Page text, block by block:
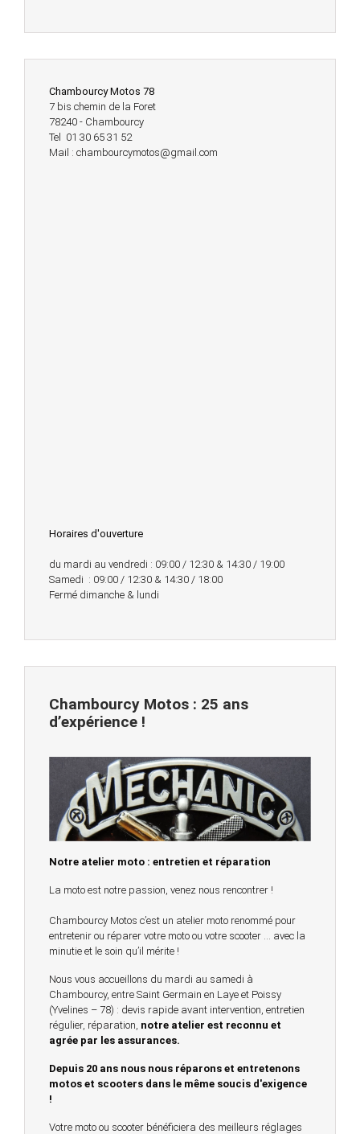
Chambourcy Motos 78
7 bis chemin de la Foret
78240 - Chambourcy
Tel 01 30 65 31 52
Mail : chambourcymotos@gmail.com
Horaires d'ouverture
du mardi au vendredi : 09:00 / 12:30 & 14:30 / 19:00
Samedi : 09:00 / 12:30 & 14:30 / 18:00
Fermé dimanche & lundi
Chambourcy Motos : 25 ans
d’expérience !
Notre atelier moto : entretien et réparation
La moto est notre passion, venez nous rencontrer !
Chambourcy Motos c’est un atelier moto renommé pour
entretenir ou réparer votre moto ou votre scooter … avec la
minutie et le soin qu’il mérite !
Nous vous accueillons du mardi au samedi à
Chambourcy, entre Saint Germain en Laye et Poissy
(Yvelines – 78) : devis rapide avant intervention, entretien
régulier, réparation, notre atelier est reconnu et
agrée par les assurances.
Depuis 20 ans nous nous réparons et entretenons
motos et scooters dans le même soucis d'exigence
!
Votre moto ou scooter bénéficiera des meilleurs réglages